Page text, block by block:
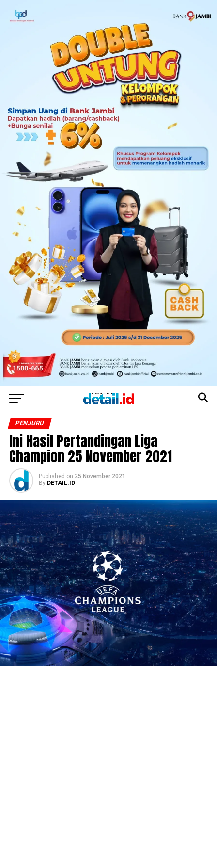
PENJURU
Ini Hasil Pertandingan Liga
Champion 25 November 2021
Published on 25 November 2021
By DETAIL.ID